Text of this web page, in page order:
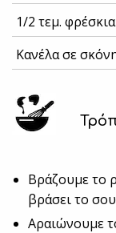
1/2 τεμ.
Κανέλα σε
Βράζουμε το
βράσει το
Αραιώνουμε